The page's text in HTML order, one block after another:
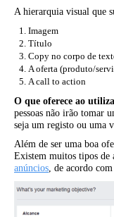
A hierarquia visual que
Imagem
Título
Copy no corpo de
A oferta (produto/
A call to action
O que oferece ao
pessoas não irão tomar
seja um registo ou uma
Além de ser uma boa
Existem muitos tipos de
anúncios, de acordo